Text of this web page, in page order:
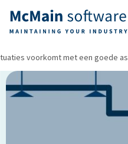
voorkomt met een goede